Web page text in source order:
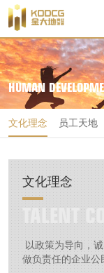
HUMAN
文化理念 员工天地
文化理念
TALENT
做负责任的企业公